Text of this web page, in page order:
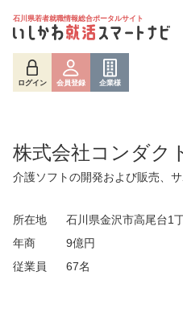
石川県若者就職情報総合ポータルサイト
ログイン 会員登録 企業様
株式会社コンダク
介護ソフトの開発および販売、サ
所在地
石川県金沢市高尾台1
年商
9億円
従業員
67名